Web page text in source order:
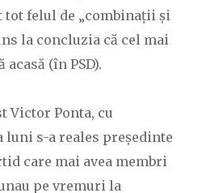
tot felul de „combinații și
la concluzia că cel mai
(în PSD).
Victor Ponta, cu
luni s-a reales președinte
care mai avea membri
pe vremuri la